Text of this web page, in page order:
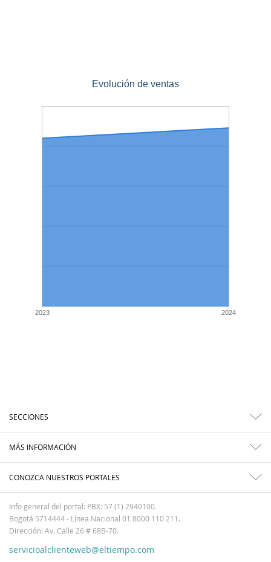
Evolución de ventas
2023 2024
SECCIONES
MÁS INFORMACIÓN
CONOZCA NUESTROS PORTALES
Info general del portal: PBX: 57 (1) 2940100.
Bogotá 5714444 - Línea Nacional 01 8000 110 211.
Dirección: Av. Calle 26 # 68B-70.
servicioalclienteweb@eltiempo.com